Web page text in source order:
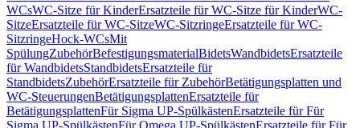
WCsWC-Sitze für KinderErsatzteile für WC-Sitze für KinderWC-
SitzeErsatzteile für WC-SitzeWC-SitzringeErsatzteile für WC-
SitzringeHock-WCsMit
SpülungZubehörBefestigungsmaterialBidetsWandbidetsErsatzteile
für WandbidetsStandbidetsErsatzteile für
StandbidetsZubehörErsatzteile für ZubehörBetätigungsplatten und
WC-SteuerungenBetätigungsplattenErsatzteile für
BetätigungsplattenFür Sigma UP-SpülkästenErsatzteile für Für
Sigma UP-SpülkästenFür Omega UP-SpülkästenErsatzteile für Für